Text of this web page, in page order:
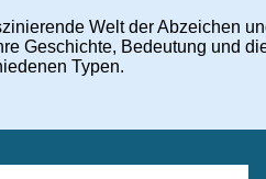
Welt der Abzeichen
Geschichte, Bedeutung und
Typen.